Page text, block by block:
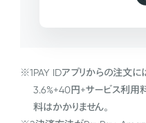
※1PAY IDアプリからの注文に
3.6%+40円+サービス利用
料はかかりません。